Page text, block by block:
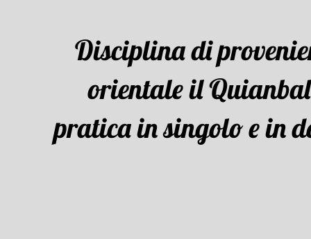
Disciplina di
orientale il
pratica in singolo e in